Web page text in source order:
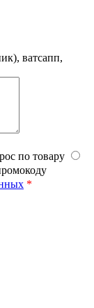
ватсапп,
по товару
*